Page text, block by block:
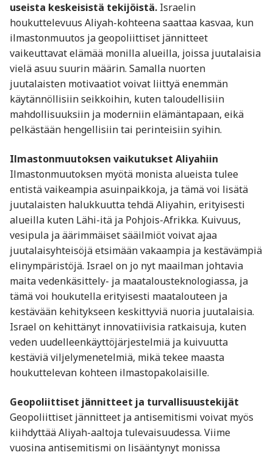
useista keskeisistä tekijöistä. Israelin
houkuttelevuus Aliyah-kohteena saattaa kasvaa, kun
ilmastonmuutos ja geopoliittiset jännitteet
vaikeuttavat elämää monilla alueilla, joissa juutalaisia
vielä asuu suurin määrin. Samalla nuorten
juutalaisten motivaatiot voivat liittyä enemmän
käytännöllisiin seikkoihin, kuten taloudellisiin
mahdollisuuksiin ja moderniin elämäntapaan, eikä
pelkästään hengellisiin tai perinteisiin syihin.
Ilmastonmuutoksen vaikutukset Aliyahiin
Ilmastonmuutoksen myötä monista alueista tulee
entistä vaikeampia asuinpaikkoja, ja tämä voi lisätä
juutalaisten halukkuutta tehdä Aliyahin, erityisesti
alueilla kuten Lähi-itä ja Pohjois-Afrikka. Kuivuus,
vesipula ja äärimmäiset sääilmiöt voivat ajaa
juutalaisyhteisöjä etsimään vakaampia ja kestävämpiä
elinympäristöjä. Israel on jo nyt maailman johtavia
maita vedenkäsittely- ja maatalousteknologiassa, ja
tämä voi houkutella erityisesti maatalouteen ja
kestävään kehitykseen keskittyviä nuoria juutalaisia.
Israel on kehittänyt innovatiivisia ratkaisuja, kuten
veden uudelleenkäyttöjärjestelmiä ja kuivuutta
kestäviä viljelymenetelmiä, mikä tekee maasta
houkuttelevan kohteen ilmastopakolaisille.
Geopoliittiset jännitteet ja turvallisuustekijät
Geopoliittiset jännitteet ja antisemitismi voivat myös
kiihdyttää Aliyah-aaltoja tulevaisuudessa. Viime
vuosina antisemitismi on lisääntynyt monissa